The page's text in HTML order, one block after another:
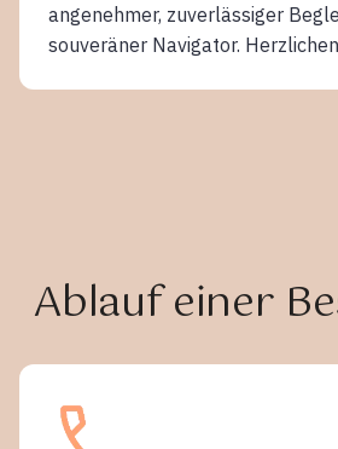
angenehmer, zuverlässiger
souveräner Navigator.
Ablauf einer